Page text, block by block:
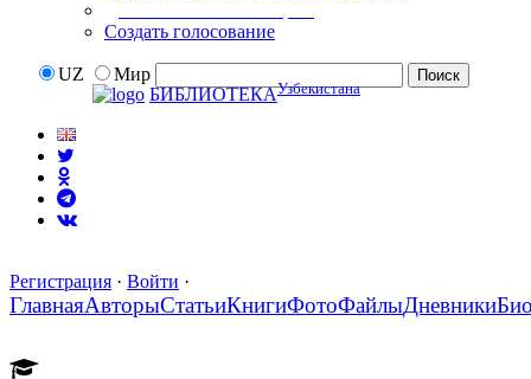
Создать голосование
UZ
Мир
БИБЛИОТЕКАУзбекистана
Регистрация · Войти ·
ГлавнаяАвторыСтатьиКнигиФотоФайлыДневники